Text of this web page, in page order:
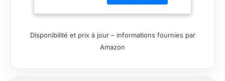
Disponibilité et prix à jour – informations fournies par
Amazon